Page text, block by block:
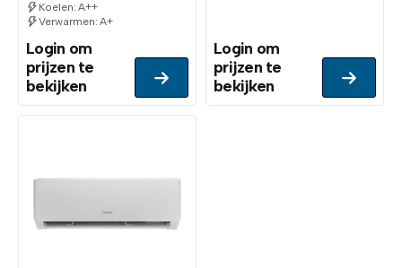
Koelen: A++
Verwarmen: A+
Login om
prijzen te
bekijken
Login om
prijzen te
bekijken